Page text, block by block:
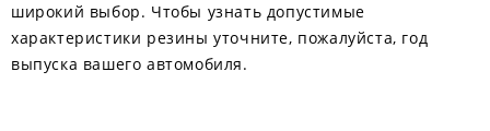
широкий выбор. Чтобы узнать допустимые
характеристики резины уточните, пожалуйста, год
выпуска вашего автомобиля.